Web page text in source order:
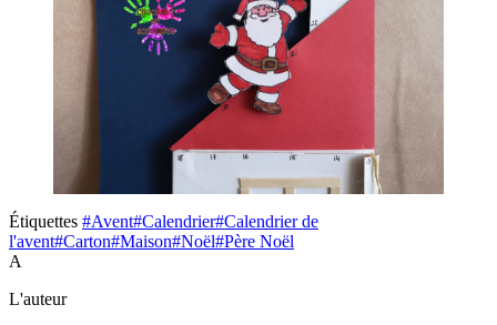
Étiquettes #Avent#Calendrier#Calendrier de
l'avent#Carton#Maison#Noël#Père Noël
A
L'auteur